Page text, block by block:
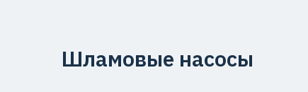
Шламовые насосы